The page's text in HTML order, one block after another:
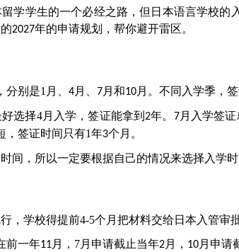
学学生的一个必经之路，但日本语言学校的
2027年的申请规划， 帮你避开雷区。
，分别是1 月、 4月、 7月和10月。不同入学季，
选择4月入学，签证能拿到 2年。 7月入学签证
， 签证时间 只有1年3个月。
间， 所以一定要根据自己的情况来选择入学
，学校得提前4-5个月把材料交给日本入管审
前一年11月 ， 7月申请截止当年2月， 10月申请